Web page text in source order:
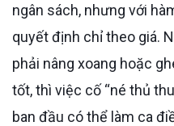
ngân sách, nhưng với
quyết định chỉ theo giá.
phải nâng xoang hoặc
tốt, thì việc cố “né thủ
ban đầu có thể làm ca